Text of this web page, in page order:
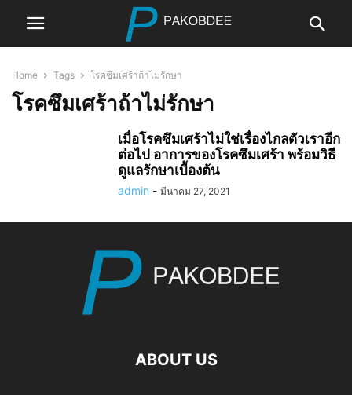
Home Tags โรคซึมเศร้าถ้าไม่รักษา
โรคซึมเศร้าถ้าไม่รักษา
เมื่อโรคซึมเศร้าไม่ใช่เรื่องไกลตัวเราอีก
ต่อไป อาการของโรคซึมเศร้า พร้อมวิธี
ดูแลรักษาเบื้องต้น
admin - มีนาคม 27, 2021
ABOUT US